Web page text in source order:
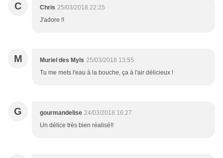
C Chris 25/03/2018 22:25
J'adore !!
M Muriel des Myls 25/03/2018 13:55
Tu me mets l'eau à la bouche, ça à l'air délicieux !
G gourmandelise 24/03/2018 16:27
Un délice très bien réalisé!!